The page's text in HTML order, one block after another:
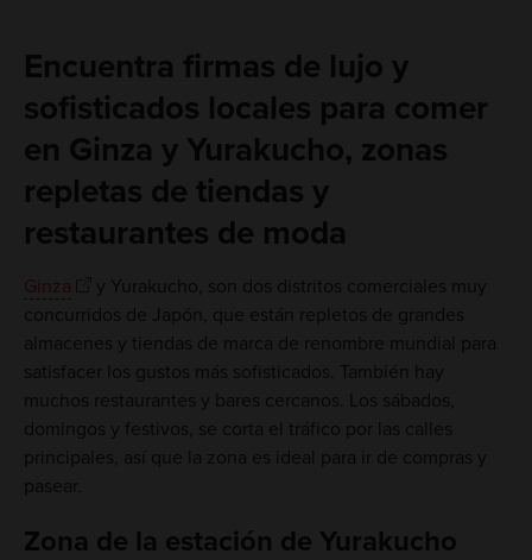
Encuentra firmas de lujo y
sofisticados locales para comer
en Ginza y Yurakucho, zonas
repletas de tiendas y
restaurantes de moda
Ginza
y Yurakucho, son dos distritos comerciales muy
concurridos de Japón, que están repletos de grandes
almacenes y tiendas de marca de renombre mundial para
satisfacer los gustos más sofisticados. También hay
muchos restaurantes y bares cercanos. Los sábados,
domingos y festivos, se corta el tráfico por las calles
principales, así que la zona es ideal para ir de compras y
pasear.
Zona de la estación de Yurakucho